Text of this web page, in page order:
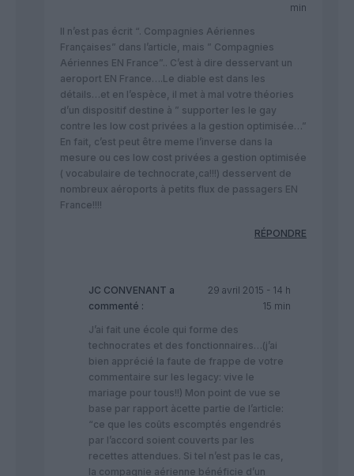
min
Il n’est pas écrit “. Compagnies Aériennes
Françaises” dans l’article, mais ” Compagnies
Aériennes EN France”.. C’est à dire desservant un
aeroport EN France….Le diable est dans les
détails…et en l’espèce, il met à mal votre théories
d’un dispositif destine à ” supporter les le gay
contre les low cost privées a la gestion optimisée…”
En fait, c’est peut être meme l’inverse dans la
mesure ou ces low cost privées a gestion optimisée
( vocabulaire de technocrate,ca!!!) desservent de
nombreux aéroports à petits flux de passagers EN
France!!!!
RÉPONDRE
JC CONVENANT a
commenté :
29 avril 2015 - 14 h
15 min
J’ai fait une école qui forme des
technocrates et des fonctionnaires…(j’ai
bien apprécié la faute de frappe de votre
commentaire sur les legacy: vive le
mariage pour tous!!) Mon point de vue se
base par rapport àcette partie de l’article:
“ce que les coûts escomptés engendrés
par l’accord soient couverts par les
recettes attendues. Si tel n’est pas le cas,
la compagnie aérienne bénéficie d’un